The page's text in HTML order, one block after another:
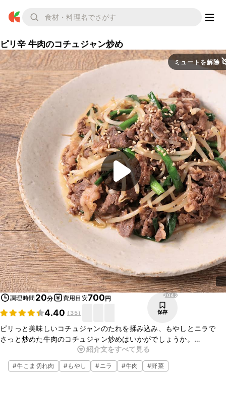
ピリ辛 牛肉のコチュジャン炒め
ミュートを解除
調理時間 20分 費用目安700円
4.40 ( 35)
2042
保存
ピリっと美味しいコチュジャンのたれを揉み込み、もやしとニラで
さっと炒めた牛肉のコチュジャン炒めはいかがでしょうか。
甘辛いタレでとってもご飯がすすむおかずですよ。お肉は豚肉や鶏肉
に変えてもおいしいので、ぜひお試しくださいね。
紹介文をすべて見る
#牛こま切れ肉 #もやし #ニラ #牛肉 #野菜